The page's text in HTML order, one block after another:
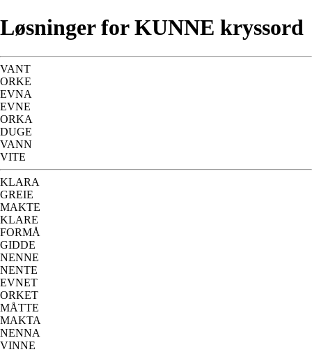
Løsninger for KUNNE kryssord
VANT
ORKE
EVNA
EVNE
ORKA
DUGE
VANN
VITE
KLARA
GREIE
MAKTE
KLARE
FORMÅ
GIDDE
NENNE
NENTE
EVNET
ORKET
MÅTTE
MAKTA
NENNA
VINNE